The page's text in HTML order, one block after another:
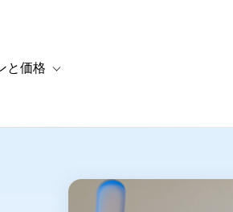
ーションfor リソース
と価格 Toggle sub-navigation for プランと価格